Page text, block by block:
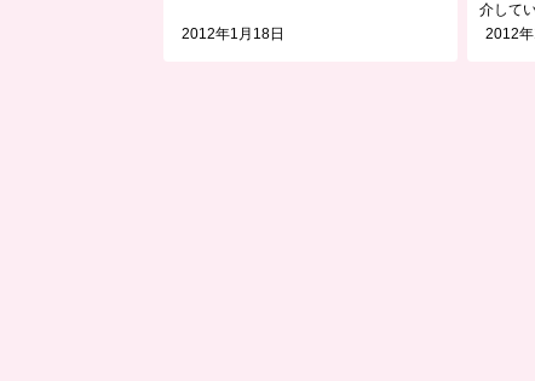
2012年1月18日
介して
2012年